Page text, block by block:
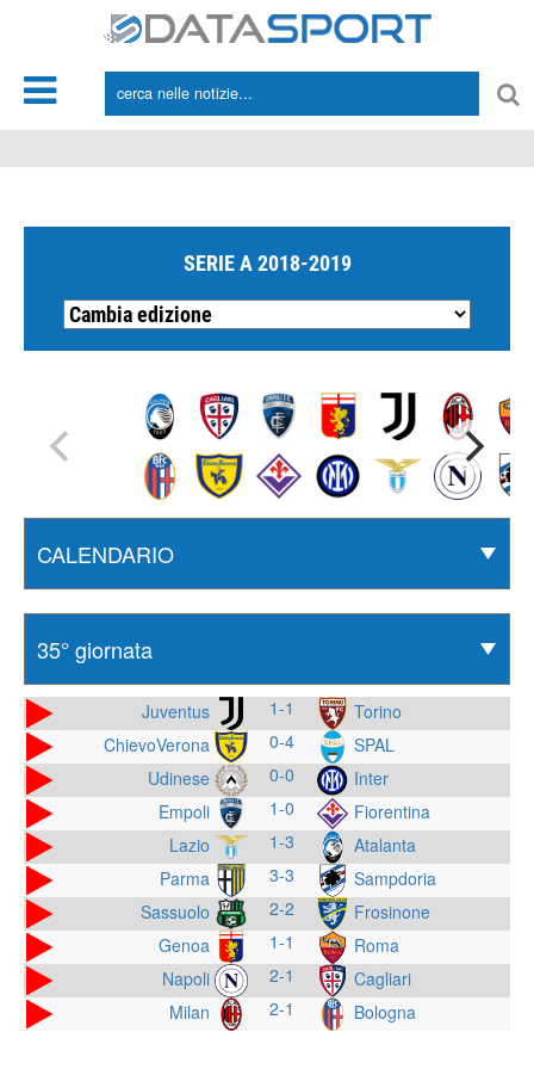
SERIE A 2018-2019
Juventus 1-1
Torino
ChievoVerona
0-4
SPAL
Udinese
0-0
Inter
Empoli
1-0
Fiorentina
Lazio
1-3
Atalanta
Parma
3-3
Sampdoria
Sassuolo
2-2
Frosinone
Genoa
1-1
Roma
Napoli
2-1
Cagliari
Milan
2-1 Bologna